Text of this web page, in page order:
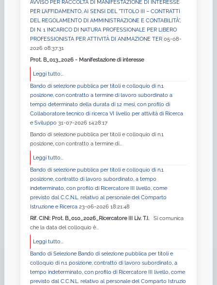
AVVISO PER RACCOLTA DI MANIFESTAZIONE DI INTERESSE
PER L’AFFIDAMENTO, AI SENSI DEL “TITOLO III – CONTRATTI
DEL REGOLAMENTO DI AMMINISTRAZIONE E CONTABILITÀ”,
DI N. 1 INCARICO DI NATURA PROFESSIONALE PER LIBERO
PROFESSIONISTA PER ATTIVITÀ DI ANIMAZIONE TER 05-08-
2026 08:37:31
Prot. B_013_2026 - Manifestazione di interesse
Leggi tutto...
Bando di selezione pubblica per titoli e colloquio di n.1
posizione, con contratto a termine di lavoro subordinato a
tempo determinato della durata di 12 mesi, con profilo di
Collaboratore tecnico di ricerca VI livello per attività di Ricerca
e Sviluppo 31-07-2026 14:28:17
Bando di selezione pubblica per titoli e colloquio di n.1
posizione, con contratto a termine di...
Leggi tutto...
Bando di selezione pubblica per titoli e colloquio di n.1
posizione, contratto di lavoro subordinato, a tempo
indeterminato, con profilo di Ricercatore III livello, come
previsto dal C.C.N.L. relativo al personale del Comparto
Istruzione e Ricerca 23-06-2026 18:21:48
Rif. CINI: Prot. B_010_2026_Ricercatore III Liv. T.I.Si comunica
che la data del colloquio è...
Leggi tutto...
Bando di Selezione Bando di selezione pubblica per titoli e
colloquio di n.1 posizione, contratto di lavoro subordinato, a
tempo indeterminato, con profilo di Ricercatore III livello, come
previsto dal C.C.N.L. relativo al personale del Comparto Istruzio